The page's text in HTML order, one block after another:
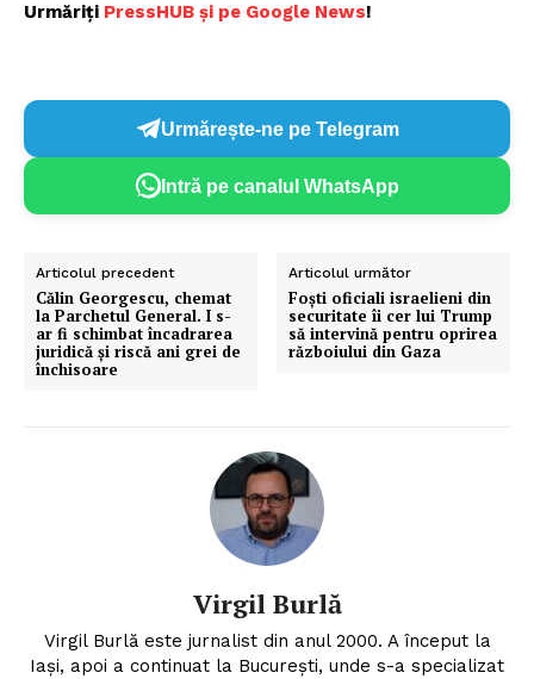
Urmăriți PressHUB și pe Google News!
Urmărește-ne pe Telegram
Intră pe canalul WhatsApp
Articolul precedent
Călin Georgescu, chemat
la Parchetul General. I s-
ar fi schimbat încadrarea
juridică și riscă ani grei de
închisoare
Articolul următor
Foști oficiali israelieni din
securitate îi cer lui Trump
să intervină pentru oprirea
războiului din Gaza
Virgil Burlă
Virgil Burlă este jurnalist din anul 2000. A început la
Iași, apoi a continuat la București, unde s-a specializat